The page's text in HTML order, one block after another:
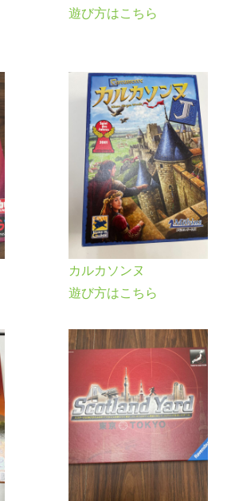
遊び方はこちら
カルカソンヌ
遊び方はこちら